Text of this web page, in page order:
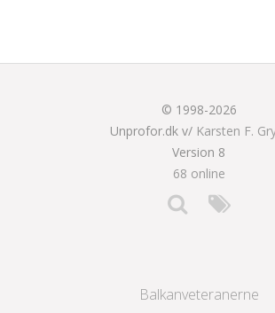
© 1998-2026
Unprofor.dk v/ Karsten F.
Version 8
68 online
Balkanveteranerne